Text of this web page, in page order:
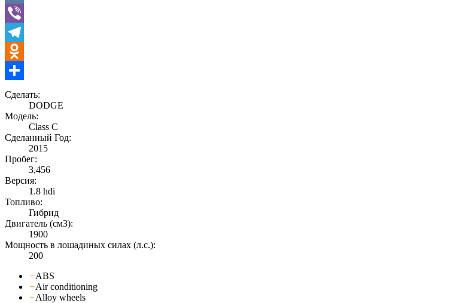
VK
Viber
Telegram
Odnoklassniki
Отправить
Сделать:
DODGE
Модель:
Class C
Сделанный Год:
2015
Пробег:
3,456
Версия:
1.8 hdi
Топливо:
Гибрид
Двигатель (см3):
1900
Мощность в лошадиных силах (л.с.):
200
+ABS
+Air conditioning
+Alloy wheels